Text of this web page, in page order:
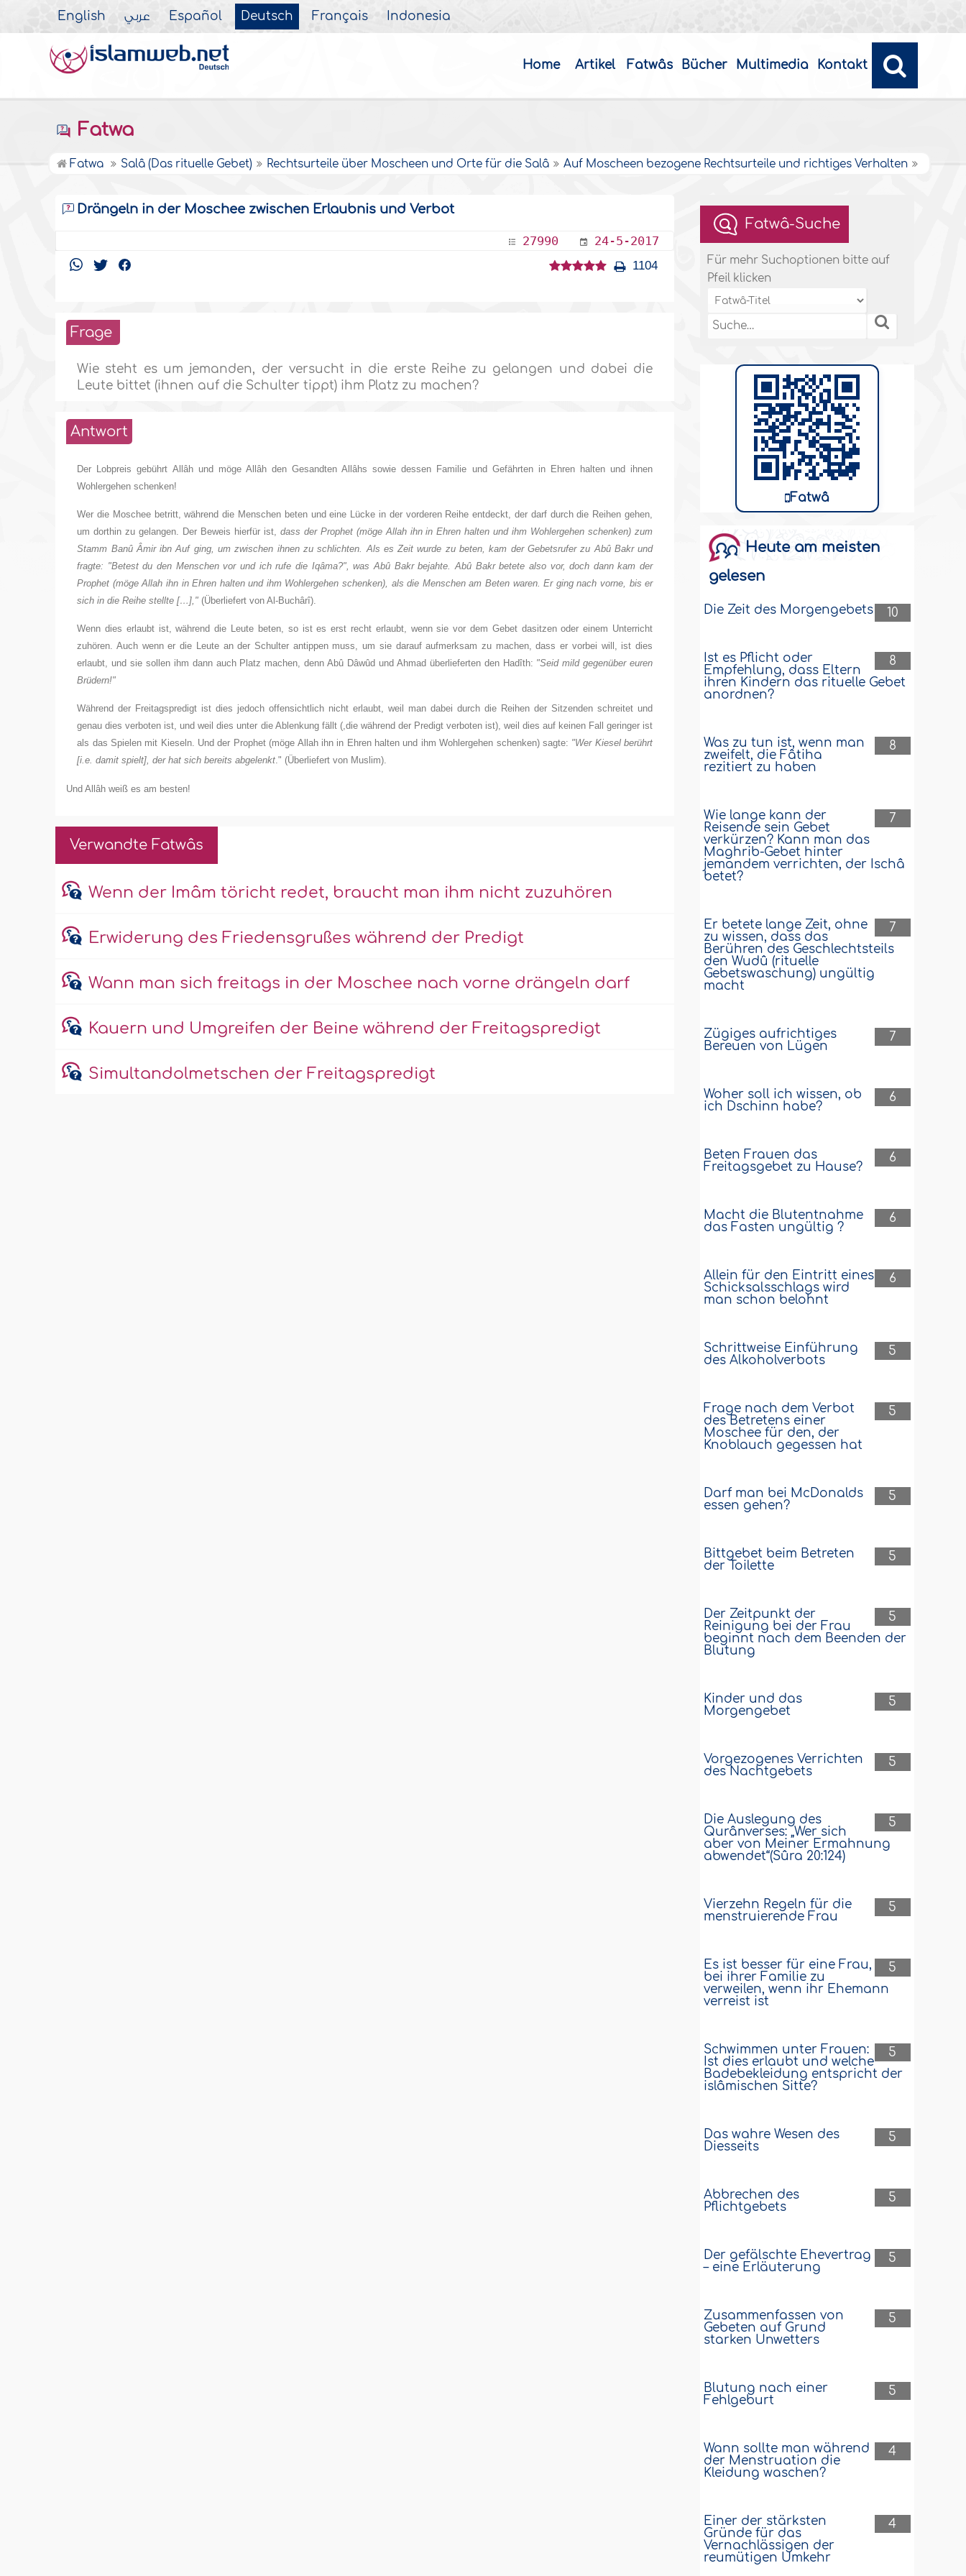
English عربي Español Deutsch Français Indonesia
Home Artikel Fatwâs Bücher Multimedia Kontakt
Fatwa
Fatwa Salâ (Das rituelle Gebet) Rechtsurteile über Moscheen und Orte für die Salâ Auf Moscheen bezogene Rechtsurteile und richtiges Verhalten
Drängeln in der Moschee zwischen Erlaubnis und Verbot
27990 24-5-2017
1104
Frage
Wie steht es um jemanden, der versucht in die erste Reihe zu gelangen und dabei die
Leute bittet (ihnen auf die Schulter tippt) ihm Platz zu machen?
Antwort
Der Lobpreis gebührt Allâh und möge Allâh den Gesandten Allâhs sowie dessen Familie und Gefährten in Ehren halten und ihnen
Wohlergehen schenken!
Wer die Moschee betritt, während die Menschen beten und eine Lücke in der vorderen Reihe entdeckt, der darf durch die Reihen gehen,
um dorthin zu gelangen. Der Beweis hierfür ist, dass der Prophet (möge Allah ihn in Ehren halten und ihm Wohlergehen schenken) zum
Stamm Banû Âmir ibn Auf ging, um zwischen ihnen zu schlichten. Als es Zeit wurde zu beten, kam der Gebetsrufer zu Abû Bakr und
fragte: "Betest du den Menschen vor und ich rufe die Iqâma?", was Abû Bakr bejahte. Abû Bakr betete also vor, doch dann kam der
Prophet (möge Allah ihn in Ehren halten und ihm Wohlergehen schenken), als die Menschen am Beten waren. Er ging nach vorne, bis er
sich in die Reihe stellte […]," (Überliefert von Al-Buchârî).
Wenn dies erlaubt ist, während die Leute beten, so ist es erst recht erlaubt, wenn sie vor dem Gebet dasitzen oder einem Unterricht
zuhören. Auch wenn er die Leute an der Schulter antippen muss, um sie darauf aufmerksam zu machen, dass er vorbei will, ist dies
erlaubt, und sie sollen ihm dann auch Platz machen, denn Abû Dâwûd und Ahmad überlieferten den Hadîth: "Seid mild gegenüber euren
Brüdern!"
Während der Freitagspredigt ist dies jedoch offensichtlich nicht erlaubt, weil man dabei durch die Reihen der Sitzenden schreitet und
genau dies verboten ist, und weil dies unter die Ablenkung fällt (,die während der Predigt verboten ist), weil dies auf keinen Fall geringer ist
als das Spielen mit Kieseln. Und der Prophet (möge Allah ihn in Ehren halten und ihm Wohlergehen schenken) sagte: "Wer Kiesel berührt
[i.e. damit spielt], der hat sich bereits abgelenkt." (Überliefert von Muslim).
Und Allâh weiß es am besten!
Verwandte Fatwâs
Wenn der Imâm töricht redet, braucht man ihm nicht zuzuhören
Erwiderung des Friedensgrußes während der Predigt
Wann man sich freitags in der Moschee nach vorne drängeln darf
Kauern und Umgreifen der Beine während der Freitagspredigt
Simultandolmetschen der Freitagspredigt
Fatwâ-Suche
Für mehr Suchoptionen bitte auf
Pfeil klicken
Fatwâ
Heute am meisten
gelesen
10
Die Zeit des Morgengebets
8
Ist es Pflicht oder
Empfehlung, dass Eltern
ihren Kindern das rituelle Gebet
anordnen?
8
Was zu tun ist, wenn man
zweifelt, die Fâtiha
rezitiert zu haben
7
Wie lange kann der
Reisende sein Gebet
verkürzen? Kann man das
Maghrib-Gebet hinter
jemandem verrichten, der Ischâ
betet?
7
Er betete lange Zeit, ohne
zu wissen, dass das
Berühren des Geschlechtsteils
den Wudû (rituelle
Gebetswaschung) ungültig
macht
7
Zügiges aufrichtiges
Bereuen von Lügen
6
Woher soll ich wissen, ob
ich Dschinn habe?
6
Beten Frauen das
Freitagsgebet zu Hause?
6
Macht die Blutentnahme
das Fasten ungültig ?
6
Allein für den Eintritt eines
Schicksalsschlags wird
man schon belohnt
5
Schrittweise Einführung
des Alkoholverbots
5
Frage nach dem Verbot
des Betretens einer
Moschee für den, der
Knoblauch gegessen hat
5
Darf man bei McDonalds
essen gehen?
5
Bittgebet beim Betreten
der Toilette
5
Der Zeitpunkt der
Reinigung bei der Frau
beginnt nach dem Beenden der
Blutung
5
Kinder und das
Morgengebet
5
Vorgezogenes Verrichten
des Nachtgebets
5
Die Auslegung des
Qurânverses: „Wer sich
aber von Meiner Ermahnung
abwendet“(Sûra 20:124)
5
Vierzehn Regeln für die
menstruierende Frau
5
Es ist besser für eine Frau,
bei ihrer Familie zu
verweilen, wenn ihr Ehemann
verreist ist
5
Schwimmen unter Frauen:
Ist dies erlaubt und welche
Badebekleidung entspricht der
islâmischen Sitte?
5
Das wahre Wesen des
Diesseits
5
Abbrechen des
Pflichtgebets
5
Der gefälschte Ehevertrag
– eine Erläuterung
5
Zusammenfassen von
Gebeten auf Grund
starken Unwetters
5
Blutung nach einer
Fehlgeburt
4
Wann sollte man während
der Menstruation die
Kleidung waschen?
4
Einer der stärksten
Gründe für das
Vernachlässigen der
reumütigen Umkehr